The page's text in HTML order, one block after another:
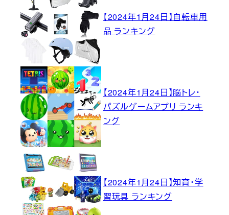
【2024年1月24日】自転車用
品 ランキング
【2024年1月24日】脳トレ・
パズルゲームアプリ ランキ
ング
【2024年1月24日】知育・学
習玩具 ランキング